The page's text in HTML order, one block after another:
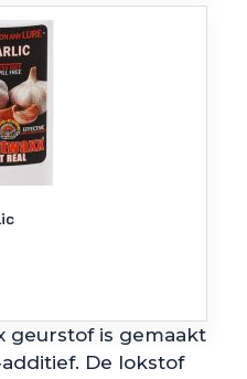
geurstof is gemaakt
De lokstof